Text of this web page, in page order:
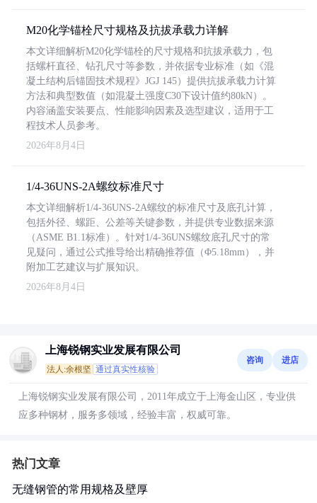
M20化学锚栓尺寸规格及抗拔承载力详解
本文详细解析M20化学锚栓的尺寸规格和抗拔承载力，包
括螺杆直径、钻孔尺寸等参数，并依据专业标准（如《混
凝土结构后锚固技术规程》JGJ 145）提供抗拔承载力计算
方法和典型数值（如混凝土强度C30下设计值约80kN）。
内容涵盖安装要点、性能影响因素及选型建议，适用于工
程技术人员参考。
2026年8月4日
1/4-36UNS-2A螺纹标准尺寸
本文详细解析1/4-36UNS-2A螺纹的标准尺寸及底孔计算，
包括外径、螺距、公差等关键参数，并提供专业数据来源
（ASME B1.1标准）。针对1/4-36UNS螺纹底孔尺寸的常
见疑问，通过公式推导给出精确推荐值（Φ5.18mm），并
附加工艺建议与扩展知识。
2026年8月4日
上海锐钢实业发展有限公司
法人:余根坚 通过真实性核验
咨询 进店
上海锐钢实业发展有限公司，2011年成立于上海金山区，专业供
应多种钢材，服务多领域，经验丰富，权威可靠。
热门文章
无缝钢管的常用规格及壁厚